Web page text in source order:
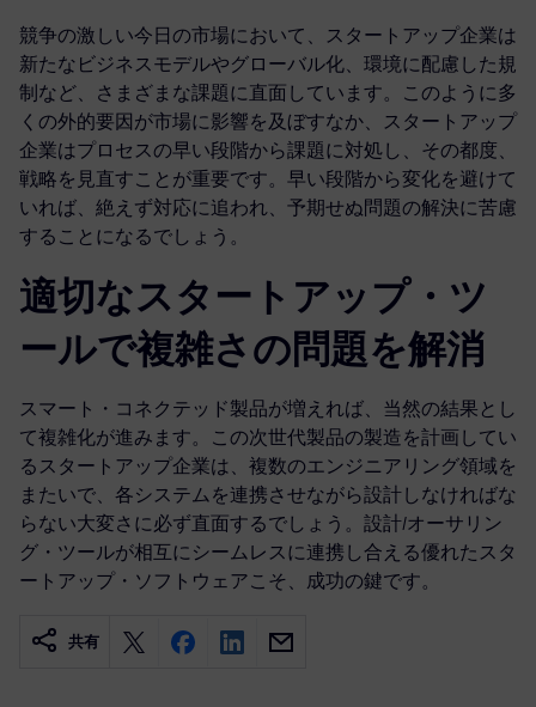
競争の激しい今日の市場において、スタートアップ企業は
新たなビジネスモデルやグローバル化、環境に配慮した規
制など、さまざまな課題に直面しています。このように多
くの外的要因が市場に影響を及ぼすなか、スタートアップ
企業はプロセスの早い段階から課題に対処し、その都度、
戦略を見直すことが重要です。早い段階から変化を避けて
いれば、絶えず対応に追われ、予期せぬ問題の解決に苦慮
することになるでしょう。
適切なスタートアップ・ツ
ールで複雑さの問題を解消
スマート・コネクテッド製品が増えれば、当然の結果とし
て複雑化が進みます。この次世代製品の製造を計画してい
るスタートアップ企業は、複数のエンジニアリング領域を
またいで、各システムを連携させながら設計しなければな
らない大変さに必ず直面するでしょう。設計/オーサリン
グ・ツールが相互にシームレスに連携し合える優れたスタ
ートアップ・ソフトウェアこそ、成功の鍵です。
共有